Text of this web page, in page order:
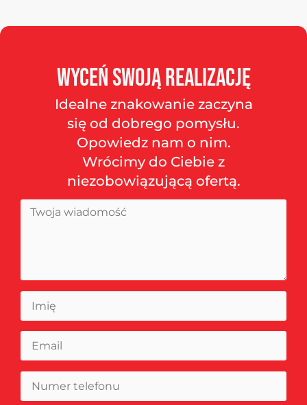
Wyceńswojąrealizację
Idealne znakowanie zaczyna
się od dobrego pomysłu.
Opowiedz nam o nim.
Wrócimy do Ciebie z
niezobowiązującą ofertą.